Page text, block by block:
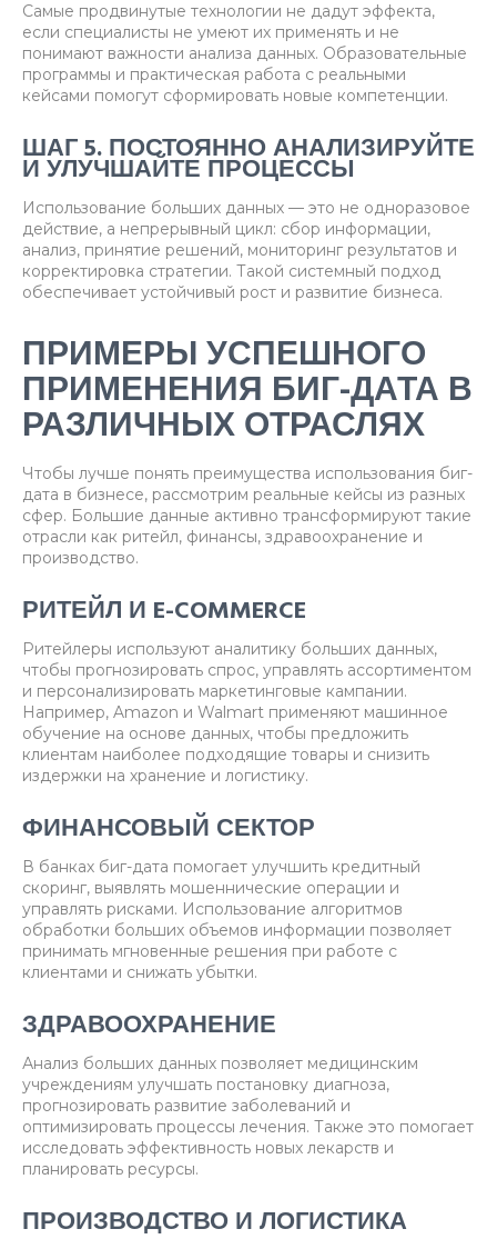
Самые продвинутые технологии не дадут эффекта,
если специалисты не умеют их применять и не
понимают важности анализа данных. Образовательные
программы и практическая работа с реальными
кейсами помогут сформировать новые компетенции.
ШАГ 5. ПОСТОЯННО АНАЛИЗИРУЙТЕ
И УЛУЧШАЙТЕ ПРОЦЕССЫ
Использование больших данных — это не одноразовое
действие, а непрерывный цикл: сбор информации,
анализ, принятие решений, мониторинг результатов и
корректировка стратегии. Такой системный подход
обеспечивает устойчивый рост и развитие бизнеса.
ПРИМЕРЫ УСПЕШНОГО
ПРИМЕНЕНИЯ БИГ-ДАТА В
РАЗЛИЧНЫХ ОТРАСЛЯХ
Чтобы лучше понять преимущества использования биг-
дата в бизнесе, рассмотрим реальные кейсы из разных
сфер. Большие данные активно трансформируют такие
отрасли как ритейл, финансы, здравоохранение и
производство.
РИТЕЙЛ И E-COMMERCE
Ритейлеры используют аналитику больших данных,
чтобы прогнозировать спрос, управлять ассортиментом
и персонализировать маркетинговые кампании.
Например, Amazon и Walmart применяют машинное
обучение на основе данных, чтобы предложить
клиентам наиболее подходящие товары и снизить
издержки на хранение и логистику.
ФИНАНСОВЫЙ СЕКТОР
В банках биг-дата помогает улучшить кредитный
скоринг, выявлять мошеннические операции и
управлять рисками. Использование алгоритмов
обработки больших объемов информации позволяет
принимать мгновенные решения при работе с
клиентами и снижать убытки.
ЗДРАВООХРАНЕНИЕ
Анализ больших данных позволяет медицинским
учреждениям улучшать постановку диагноза,
прогнозировать развитие заболеваний и
оптимизировать процессы лечения. Также это помогает
исследовать эффективность новых лекарств и
планировать ресурсы.
ПРОИЗВОДСТВО И ЛОГИСТИКА